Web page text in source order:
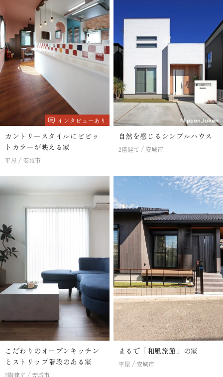
インタビューあり
カントリースタイルにビビッ
トカラーが映える家
平屋 安城市
自然を感じるシンプルハウス
2階建て 安城市
こだわりのオープンキッチン
とストリップ階段のある家
2階建て 安城市
まるで「和風旅館」の家
平屋 安城市